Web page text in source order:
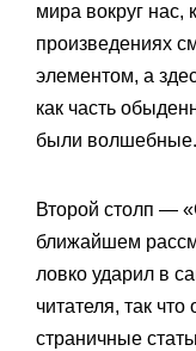
мира вокруг нас,
произведениях
элементом, а
как часть
были волшебные.
Второй столп —
ближайшем
ловко ударил в
читателя, так
страничные